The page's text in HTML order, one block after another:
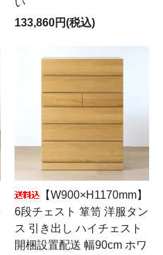
い
133,860円(税込)
【W900×H1170mm】
6段チェスト 箪笥 洋服タン
ス 引き出し ハイチェスト
開梱設置配送 幅90cm ホワ